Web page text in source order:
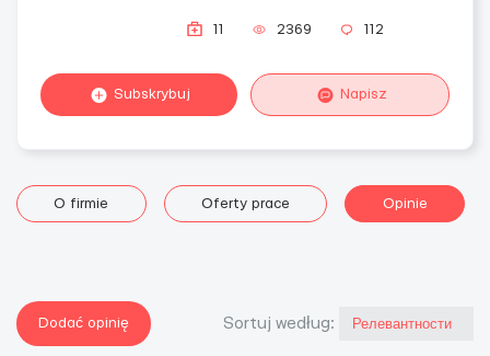
11 2369 112
Subskrybuj Napisz
O firmie Oferty prace Opinie
Dodać opinię Sortuj według: